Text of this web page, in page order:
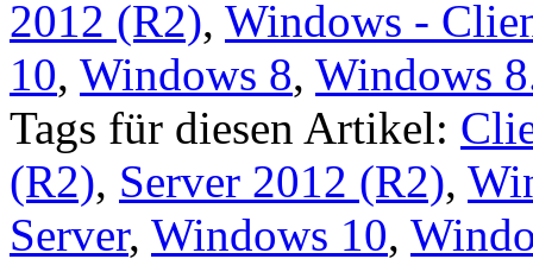
2012 (R2), Windows -
10, Windows 8, Windows
Tags für diesen Artikel:
(R2), Server 2012 (R2),
Server, Windows 10,